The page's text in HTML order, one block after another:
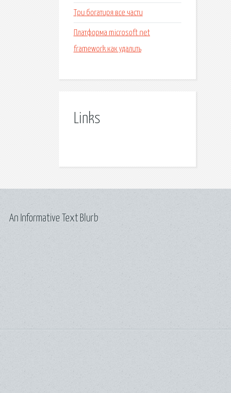
Три богатиря все части
Платформа microsoft net
framework как удалить
Links
An Informative Text Blurb